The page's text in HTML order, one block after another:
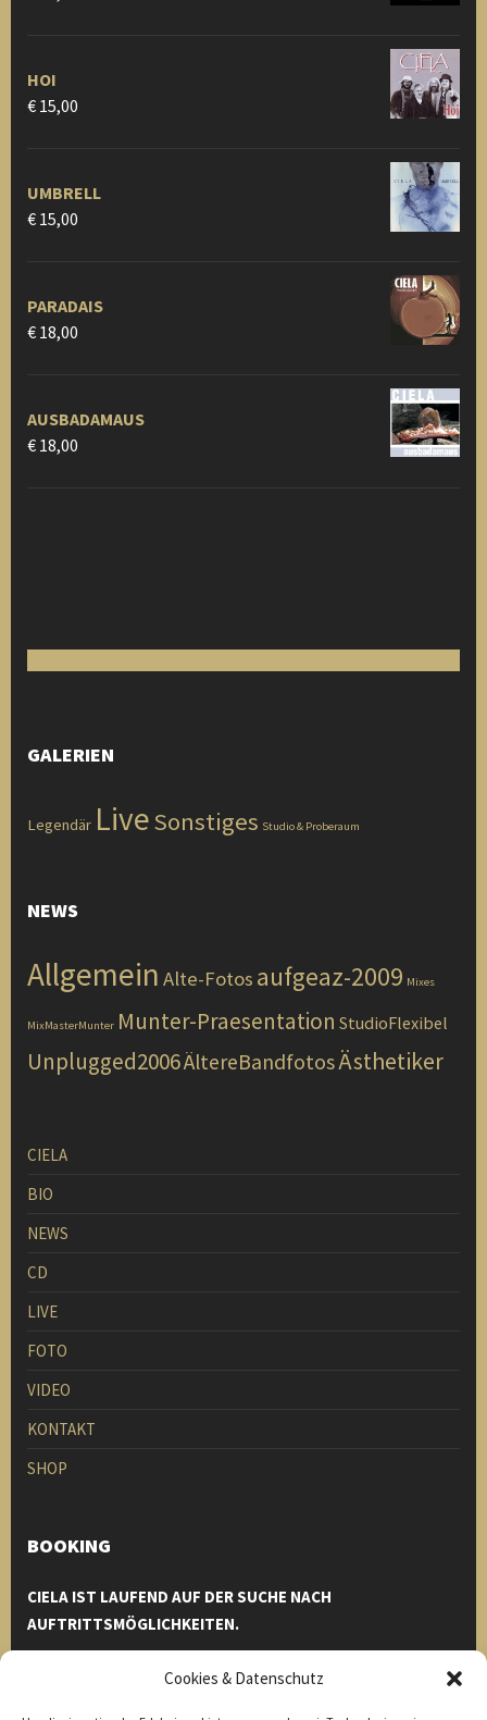
Cookies & Datenschutz
HOI
€ 15,00
UMBRELL
€ 15,00
PARADAIS
€ 18,00
AUSBADAMAUS
€ 18,00
GALERIEN
Legendär LiveSonstiges Studio & Proberaum
NEWS
Allgemein Alte-Fotos aufgeaz-2009 Mixes
MixMasterMunter Munter-Praesentation StudioFlexibel
Unplugged2006ÄltereBandfotosÄsthetiker
CIELA
BIO
NEWS
CD
LIVE
FOTO
VIDEO
KONTAKT
SHOP
BOOKING
CIELA IST LAUFEND AUF DER SUCHE NACH
AUFTRITTSMÖGLICHKEITEN.
Einfach bei uns melden und wir helfen euch euren Event zu